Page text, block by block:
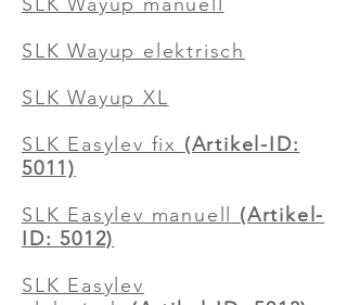
SLK Wayup elektrisch
SLK Wayup XL
SLK Easylev fix (Artikel-ID:
5011)
SLK Easylev manuell (Artikel-
ID: 5012)
SLK Easylev